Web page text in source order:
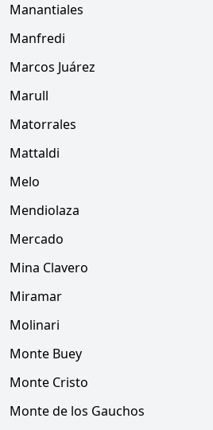
Manantiales
Manfredi
Marcos Juárez
Marull
Matorrales
Mattaldi
Melo
Mendiolaza
Mercado
Mina Clavero
Miramar
Molinari
Monte Buey
Monte Cristo
Monte de los Gauchos